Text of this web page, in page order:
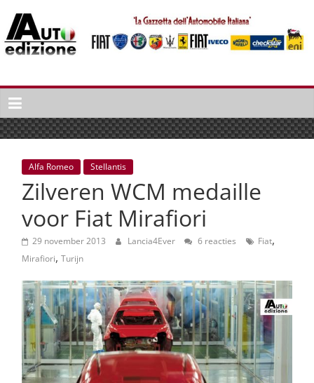
naar
inhoud
Auto
Edizione
La
Gazetta
dell'Automobile
Italiana
autonieuws
lifestyle
Alfa Romeo Stellantis
Zilveren WCM medaille
voor Fiat Mirafiori
29 november 2013 Lancia4Ever 6 reacties Fiat,
Mirafiori, Turijn